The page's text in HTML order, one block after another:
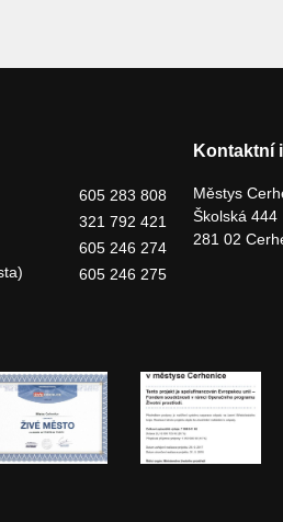
605 283 808
321 792 421
605 246 274
605 246 275
Kontaktní
Městys
Školská 444
281 02